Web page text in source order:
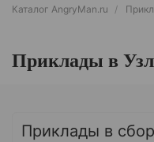
Каталог AngryMan.ru
Приклады в
Приклады в